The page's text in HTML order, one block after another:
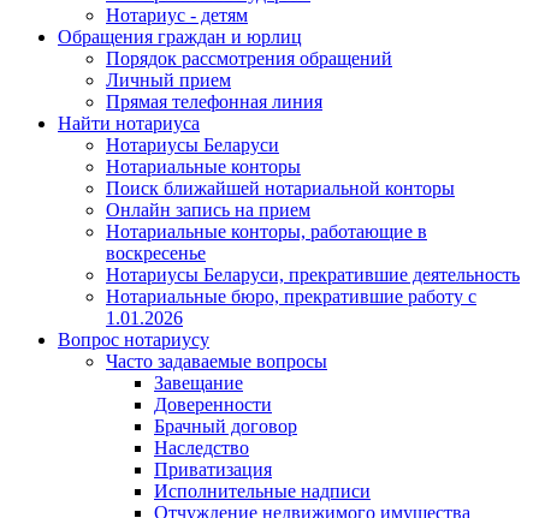
Нотариус - детям
Обращения граждан и юрлиц
Порядок рассмотрения обращений
Личный прием
Прямая телефонная линия
Найти нотариуса
Нотариусы Беларуси
Нотариальные конторы
Поиск ближайшей нотариальной конторы
Онлайн запись на прием
Нотариальные конторы, работающие в
воскресенье
Нотариусы Беларуси, прекратившие деятельность
Нотариальные бюро, прекратившие работу с
1.01.2026
Вопрос нотариусу
Часто задаваемые вопросы
Завещание
Доверенности
Брачный договор
Наследство
Приватизация
Исполнительные надписи
Отчуждение недвижимого имущества